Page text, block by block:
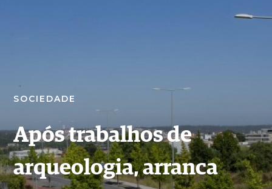
SOCIEDADE
Após trabalhos de
arqueologia, arranca